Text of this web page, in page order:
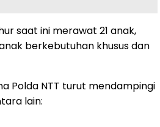
saat ini merawat 21 anak,
berkebutuhan khusus dan
Polda NTT turut mendampingi
lain: